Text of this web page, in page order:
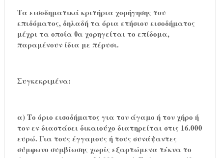
Τα εισοδηματικά κριτήρια χορήγησης του
επιδόματος, δηλαδή τα όρια ετήσιου εισοδήματος
μέχρι τα οποία θα χορηγείται το επίδομα,
παραμένουν ίδια με πέρυσι.
Συγκεκριμένα:
α) Το όριο εισοδήματος για τον άγαμο ή τον χήρο ή
τον εν διαστάσει δικαιούχο διατηρείται στις 16.000
ευρώ. Για τους έγγαμους ή τους συνάψαντες
σύμφωνο συμβίωσης χωρίς εξαρτώμενα τέκνα το